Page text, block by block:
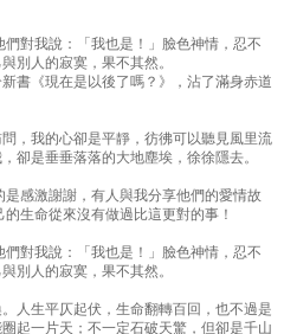
對我說：「我也是！」臉色神情，忍不
別人的寂寞，果不其然。
書《現在是以後了嗎？》，沾了滿身赤道
，我的心卻是平靜，彷彿可以聽見風里流
卻是垂垂落落的大地塵埃，徐徐隱去。
感激謝謝，有人與我分享他們的愛情故
生命從來沒有做過比這更對的事！
對我說：「我也是！」臉色神情，忍不
別人的寂寞，果不其然。
人生平仄起伏，生命翻轉百回，也不過是
起一片天；不一定石破天驚，但卻是千山